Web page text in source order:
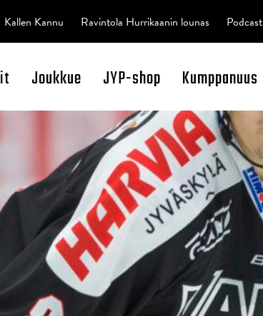
Joukkue JYP-shop Kumppanuus
Kallen Kannu Ravintola Hurrikaanin lounas Podcast